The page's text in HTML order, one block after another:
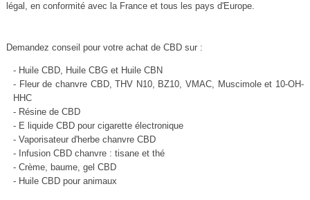
légal, en conformité avec la France et tous les pays d'Europe.
Demandez conseil pour votre achat de CBD sur :
- Huile CBD, Huile CBG et Huile CBN
- Fleur de chanvre CBD, THV N10, BZ10, VMAC, Muscimole et 10-OH-
HHC
- Résine de CBD
- E liquide CBD pour cigarette électronique
- Vaporisateur d'herbe chanvre CBD
- Infusion CBD chanvre : tisane et thé
- Crème, baume, gel CBD
- Huile CBD pour animaux